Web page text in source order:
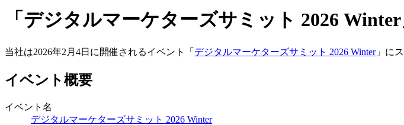
「デジタルマーケターズサミット 2026
当社は2026年2月4日に開催されるイベント「 デジタルマーケターズサミット 2026 Winter」に
イベント概要
イベント名
デジタルマーケターズサミット 2026 Winter